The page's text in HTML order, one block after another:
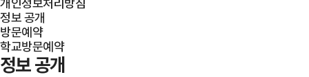
개인정보처리방침
정보 공개
방문예약
학교방문예약
정보 공개